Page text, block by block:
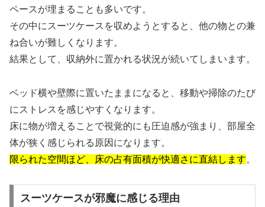
ペースが埋まることも多いです。
その中にスーツケースを収めようとすると、他の物との兼
ね合いが難しくなります。
結果として、収納外に置かれる状況が続いてしまいます。
ベッド横や壁際に置いたままになると、移動や掃除のたび
にストレスを感じやすくなります。
床に物が増えることで視覚的にも圧迫感が強まり、部屋全
体が狭く感じられる原因になります。
限られた空間ほど、床の占有面積が快適さに直結します。
スーツケースが邪魔に感じる理由